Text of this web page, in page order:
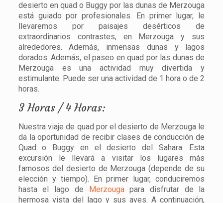
desierto en quad o Buggy por las dunas de Merzouga
está guiado por profesionales. En primer lugar, le
llevaremos por paisajes desérticos de
extraordinarios contrastes, en Merzouga y sus
alrededores. Además, inmensas dunas y lagos
dorados. Además, el paseo en quad por las dunas de
Merzouga es una actividad muy divertida y
estimulante. Puede ser una actividad de 1 hora o de 2
horas.
3 Horas / 4 Horas:
Nuestra viaje de quad por el desierto de Merzouga le
da la oportunidad de recibir clases de conducción de
Quad o Buggy en el desierto del Sahara. Esta
excursión le llevará a visitar los lugares más
famosos del desierto de Merzouga (depende de su
elección y tiempo). En primer lugar, conduciremos
hasta el lago de Merzougapara disfrutar de la
hermosa vista del lago y sus aves. A continuación,